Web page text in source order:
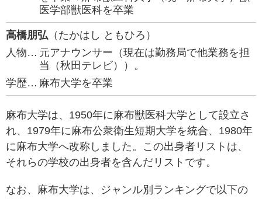
医学部獣医科を卒業
高橋朋弘 （たかはし ともひろ）
人物… 元アナウンサー（現在は勤務局で他業務を担
当（秋田テレビ））。
学歴… 麻布大学を卒業
麻布大学は、1950年に麻布獣医科大学として設立さ
れ、1979年に麻布公衆衛生短期大学を統合、1980年
に麻布大学へ改称しました。この出身者リストは、
それらの学校の出身者を含んだリストです。
なお、麻布大学は、ジャンル別ランキングで以下の